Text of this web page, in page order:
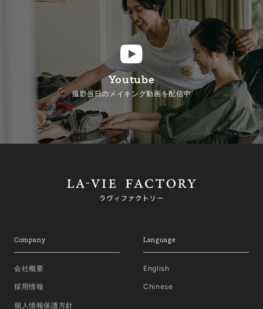
Youtube
撮影当日のメイキング動画を配信中
Company
会社概要
採用情報
個人情報保護方針
Language
English
Chinese